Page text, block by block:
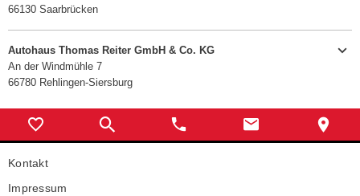
Angebote
Service & Zubehör
Unser Autohaus
66130 Saarbrücken
E-MAIL SENDEN
Montag - Freitag:
8.00 - 17.00 Uhr
Verkauf
Samstag
Autohaus Thomas Reiter GmbH & Co. KG
An der Windmühle 7
66780 Rehlingen-Siersburg
Telefon:
06 83 5 / 5 00 60 0
E-MAIL SENDEN
Kontakt
Impressum